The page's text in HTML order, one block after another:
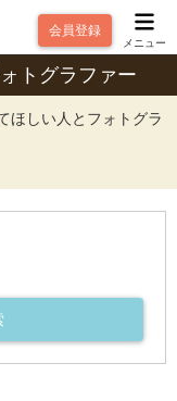
会員登録
メニュー
トグラファー
ほしい人とフォトグラ